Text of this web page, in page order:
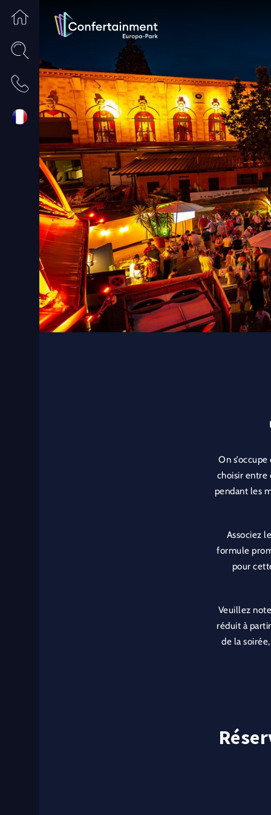
On
choisir entre
pendant les
Associez
formule
pour
Veuillez
réduit à
de la